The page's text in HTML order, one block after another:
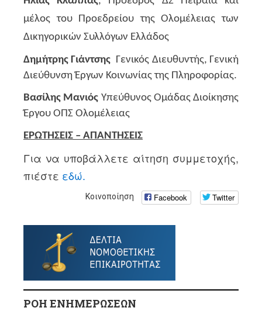
μέλος του Προεδρείου της Ολομέλειας των
Δικηγορικών Συλλόγων Ελλάδος
Δημήτρης Γιάντσης Γενικός Διευθυντής, Γενική
Διεύθυνση Έργων Κοινωνίας της Πληροφορίας.
Βασίλης Μανιός Υπεύθυνος Ομάδας Διοίκησης
Έργου ΟΠΣ Ολομέλειας
ΕΡΩΤΉΣΕΙΣ – ΑΠΑΝΤΉΣΕΙΣ
Για να υποβάλλετε αίτηση συμμετοχής,
πιέστε εδώ.
Κοινοποίηση Facebook Twitter
ΡΟΗ ΕΝΗΜΕΡΩΣΕΩΝ